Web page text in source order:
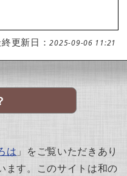
更新日：2025-09-06 11:21
は 」をご覧いただきあり
ます。このサイトは和の